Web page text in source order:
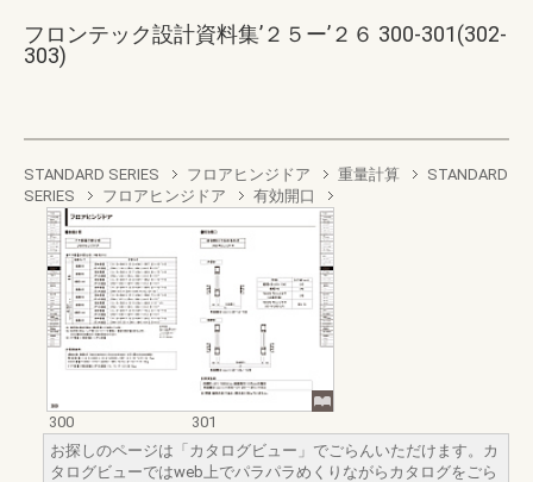
フロンテック設計資料集’２５ー’２６ 300-301(302-
303)
STANDARD SERIES フロアヒンジドア 重量計算
STANDARD
SERIES
フロアヒンジドア 有効開口
300
301
お探しのページは「カタログビュー」でごらんいただけます。カ
タログビューではweb上でパラパラめくりながらカタログをごら